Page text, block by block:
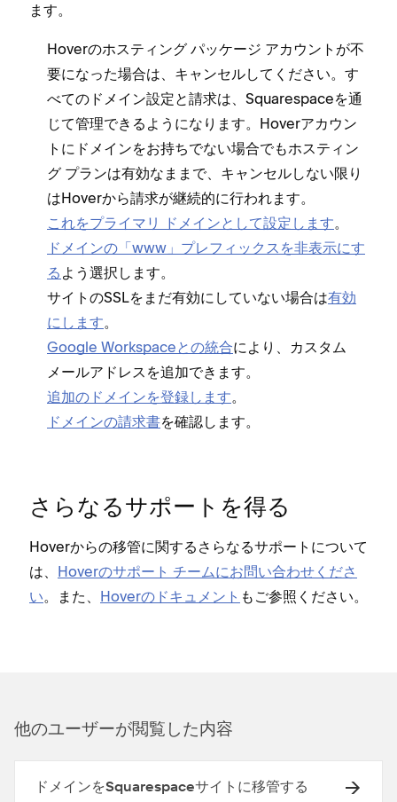
ます⁠。
Hoverのホステ⁠ィング パ⁠ッケ⁠ージ アカウントが不
要にな⁠った場合は⁠、キ⁠ャンセルしてください⁠。す
べてのドメイン設定と請求は⁠、Squarespaceを通
じて管理できるようになります⁠。Hoverアカウン
トにドメインをお持ちでない場合でもホステ⁠ィン
グ プランは有効なままで⁠、キ⁠ャンセルしない限り
はHoverから請求が継続的に行われます⁠。
これをプライマリ ドメインとして設定します⁠。
ドメインの「⁠www⁠」プレフ⁠ィ⁠ックスを非表示にす
る よう選択します⁠。
サイトのSSLをまだ有効にしていない場合は有効
にします⁠。
Google Workspaceとの統合により⁠、カスタム
メ⁠ールアドレスを追加できます⁠。
追加のドメインを登録します⁠。
ドメインの請求書を確認します⁠。
さらなるサポ⁠ートを得る
Hoverからの移管に関するさらなるサポ⁠ートについて
は⁠、 Hoverのサポ⁠ート チ⁠ームにお問い合わせくださ
い⁠。また⁠、 Hoverのドキ⁠ュメント もご参照ください⁠。
他のユ⁠ーザ⁠ーが閲覧した内容
ドメインをSquarespaceサイトに移管する